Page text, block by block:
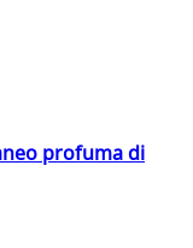
profuma di